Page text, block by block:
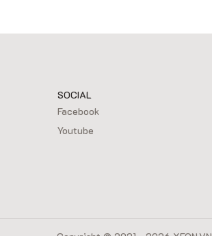
SOCIAL
Facebook
Youtube